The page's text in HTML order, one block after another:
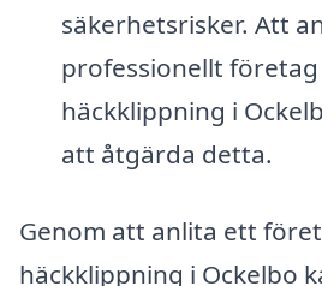
säkerhetsrisker. Att
professionellt
häckklippning i
att åtgärda detta.
Genom att anlita ett
häckklippning i Ockelbo